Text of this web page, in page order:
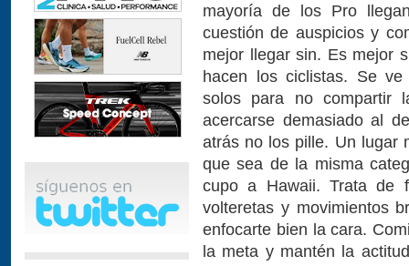
mayoría de los Pro
cuestión de auspicios y
mejor llegar sin. Es mejor
hacen los ciclistas. Se
solos para no compartir
acercarse demasiado al
atrás no los pille. Un lugar
que sea de la misma
cupo a Hawaii. Trata de
volteretas y movimientos
enfocarte bien la cara.
la meta y mantén la